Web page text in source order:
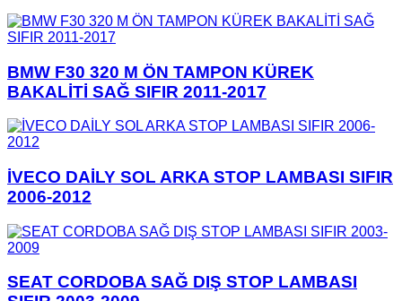
BMW F30 320 M ÖN TAMPON KÜREK
BAKALİTİ SAĞ SIFIR 2011-2017
İVECO DAİLY SOL ARKA STOP LAMBASI SIFIR
2006-2012
SEAT CORDOBA SAĞ DIŞ STOP LAMBASI